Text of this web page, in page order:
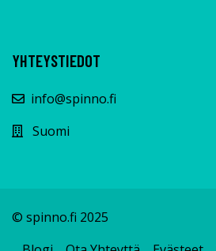
YHTEYSTIEDOT
info@spinno.fi
Suomi
© spinno.fi 2025